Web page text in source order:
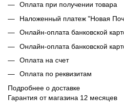
Оплата при получении товара
Наложенный платеж "Новая
Онлайн-оплата банковской
Онлайн-оплата банковской
Оплата на счет
Оплата по реквизитам
Подробнее о доставке
Гарантия от магазина 12 месяцев